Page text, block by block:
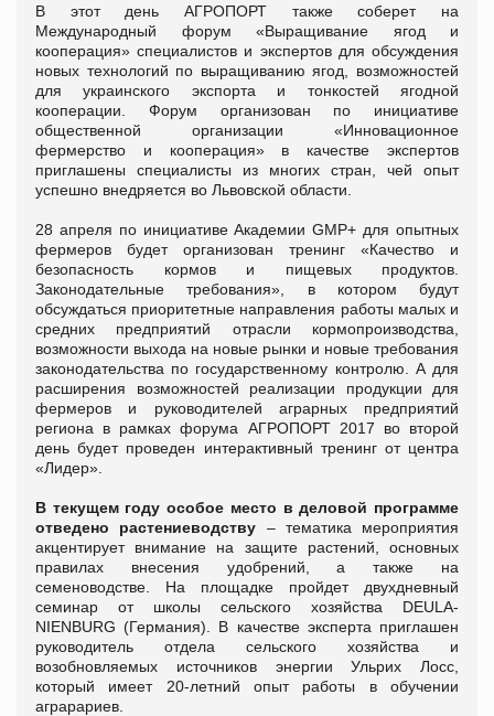
В этот день АГРОПОРТ также соберет на
Международный форум «Выращивание ягод и
кооперация» специалистов и экспертов для обсуждения
новых технологий по выращиванию ягод, возможностей
для украинского экспорта и тонкостей ягодной
кооперации. Форум организован по инициативе
общественной организации «Инновационное
фермерство и кооперация» в качестве экспертов
приглашены специалисты из многих стран, чей опыт
успешно внедряется во Львовской области.
28 апреля по инициативе Академии GMP+ для опытных
фермеров будет организован тренинг «Качество и
безопасность кормов и пищевых продуктов.
Законодательные требования», в котором будут
обсуждаться приоритетные направления работы малых и
средних предприятий отрасли кормопроизводства,
возможности выхода на новые рынки и новые требования
законодательства по государственному контролю. А для
расширения возможностей реализации продукции для
фермеров и руководителей аграрных предприятий
региона в рамках форума АГРОПОРТ 2017 во второй
день будет проведен интерактивный тренинг от центра
«Лидер».
В текущем году особое место в деловой программе
отведено растениеводству – тематика мероприятия
акцентирует внимание на защите растений, основных
правилах внесения удобрений, а также на
семеноводстве. На площадке пройдет двухдневный
семинар от школы сельского хозяйства DEULA-
NIENBURG (Германия). В качестве эксперта приглашен
руководитель отдела сельского хозяйства и
возобновляемых источников энергии Ульрих Лосс,
который имеет 20-летний опыт работы в обучении
аграрариев.